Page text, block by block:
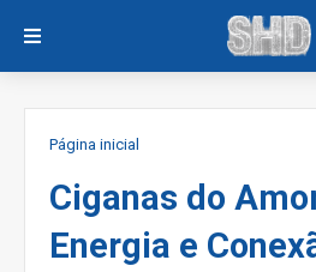
Página inicial
Ciganas do
Energia e